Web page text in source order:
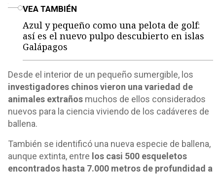
VEA TAMBIÉN
Azul y pequeño como una pelota de golf:
así es el nuevo pulpo descubierto en islas
Galápagos
Desde el interior de un pequeño sumergible, los
investigadores chinos vieron una variedad de
animales extraños muchos de ellos considerados
nuevos para la ciencia viviendo de los cadáveres de
ballena.
También se identificó una nueva especie de ballena,
aunque extinta, entre los casi 500 esqueletos
encontrados hasta 7.000 metros de profundidad a